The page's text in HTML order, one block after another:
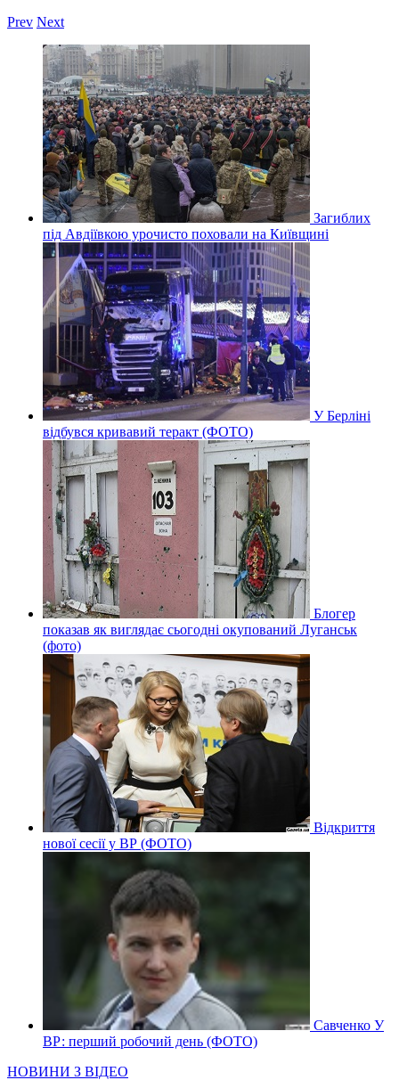
Prev Next
Загиблих
під Авдіївкою урочисто поховали на Київщині
У Берліні
відбувся кривавий теракт (ФОТО)
Блогер
показав як виглядає сьогодні окупований Луганськ
(фото)
Відкриття
нової сесії у ВР (ФОТО)
Савченко У
ВР: перший робочий день (ФОТО)
НОВИНИ З ВІДЕО